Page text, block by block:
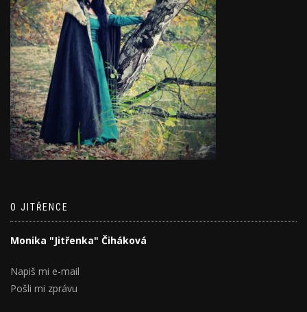
O JITŘENCE
Monika "Jitřenka" Čiháková
Napiš mi e-mail
Pošli mi zprávu